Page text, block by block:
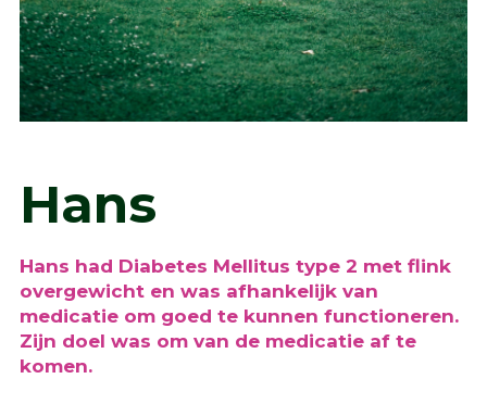
Hans
Hans had Diabetes Mellitus type 2 met flink
overgewicht en was afhankelijk van
medicatie om goed te kunnen functioneren.
Zijn doel was om van de medicatie af te
komen.